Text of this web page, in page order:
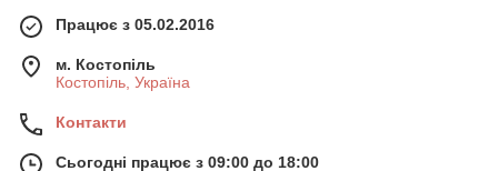
Працює з 05.02.2016
м. Костопіль
Костопіль, Україна
Контакти
Сьогодні працює з 09:00 до 18:00